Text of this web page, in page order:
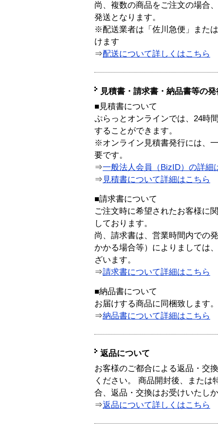
尚、複数の商品をご注文の場合
発送となります。
※配送業者は「佐川急便」また
けます
⇒配送について詳しくはこちら
見積書・請求書・納品書等の
■見積書について
ぷらっとオンラインでは、24時
することができます。
※オンライン見積書発行には、
要です。
⇒一般法人会員（BizID）の詳細
⇒ 見積書について詳細はこちら
■請求書について
ご注文時に希望されたお客様に
しております。
尚、請求書は、営業時間内での
かかる場合等）によりましては
ざいます。
⇒請求書について詳細はこちら
■納品書について
お届けする商品に同梱致します。
⇒納品書について詳細はこちら
返品について
お客様のご都合による返品・交
ください。 商品開封後、または
合、返品・交換はお受けいたし
⇒返品について詳しくはこちら